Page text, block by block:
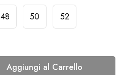
48 50 52
Aggiungi al Carrello